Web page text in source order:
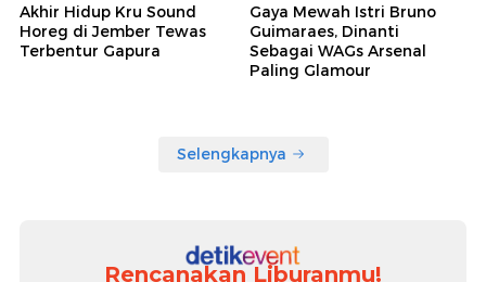
Akhir Hidup Kru Sound
Horeg di Jember Tewas
Terbentur Gapura
Gaya Mewah Istri Bruno
Guimaraes, Dinanti
Sebagai WAGs Arsenal
Paling Glamour
Selengkapnya
Rencanakan Liburanmu!